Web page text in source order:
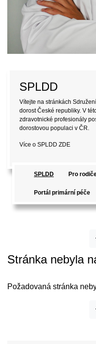
Pro rodiče
Vítejte na stránkách
dorost České republiky
informace pro laickou
péči o děti a dorost.
Více o SPLDD ZDE
SPLDD Pro
Portál primární péče
Stránka nebyla
Požadovaná stránka